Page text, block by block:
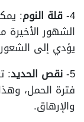
4- قلة النوم:
الشهور الأخيرة
يؤدي إلى
5- نقص الحديد:
فترة الحمل،
والإرهاق.